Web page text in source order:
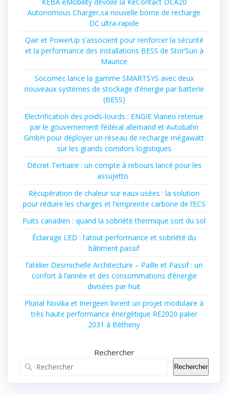
Autonomous Charger,sa nouvelle borne de recharge
DC ultra-rapide
Qair et PowerUp s’associent pour renforcer la sécurité
et la performance des installations BESS de Stor’Sun à
Maurice
Socomec lance la gamme SMARTSYS avec deux
nouveaux systèmes de stockage d’énergie par batterie
(BESS)
Electrification des poids-lourds : ENGIE Vianeo retenue
par le gouvernement fédéral allemand et Autobahn
GmbH pour déployer un réseau de recharge mégawatt
sur les grands corridors logistiques
Décret Tertiaire : un compte à rebours lancé pour les
assujettis
Récupération de chaleur sur eaux usées : la solution
pour réduire les charges et l’empreinte carbone de l’ECS
Puits canadien : quand la sobriété thermique sort du sol
Éclairage LED : l’atout performance et sobriété du
bâtiment passif
l’atelier Desmichelle Architecture – Paille et Passif : un
confort à l’année et des consommations d’énergie
divisées par huit
Plurial Novilia et Inergeen livrent un projet modulaire à
très haute performance énergétique RE2020 palier
2031 à Bétheny
Rechercher
Rechercher